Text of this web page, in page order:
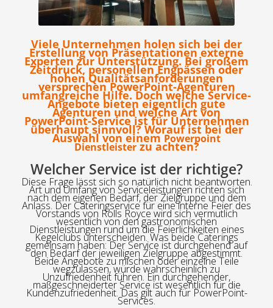
Viele Unternehmen holen sich bei der
Erstellung von Präsentationen externe
Experten zur Unterstützung. Bei großem
Zeitdruck, personellen Engpässen oder
hohen Qualitätsanforderungen
versprechen PowerPoint-Agenturen
umfangreiche Hilfe. Doch welche Service-
Angebote bieten eigentlich gute
Agenturen und welche Art von
PowerPoint-Service ist für Unternehmen
überhaupt sinnvoll? Worauf ist bei der
Auswahl von einemPowerpoint
Dienstleisterzu achten?
Welcher Service ist der richtige?
Diese Frage lässt sich so natürlich nicht beantworten.
Art und Umfang von Serviceleistungen richten sich
nach dem eigenen Bedarf, der Zielgruppe und dem
Anlass. Der Cateringservice für eine interne Feier des
Vorstands von Rolls Royce wird sich vermutlich
wesentlich von den gastronomischen
Dienstleistungen rund um die Feierlichkeiten eines
Kegelclubs unterscheiden. Was beide Caterings
gemeinsam haben: Der Service ist durchgehend auf
den Bedarf der jeweiligen Zielgruppe abgestimmt.
Beide Angebote zu mischen oder einzelne Teile
wegzulassen, würde wahrscheinlich zu
Unzufriedenheit führen. Ein durchgehender,
maßgeschneiderter Service ist wesentlich für die
Kundenzufriedenheit. Das gilt auch für PowerPoint-
Services.